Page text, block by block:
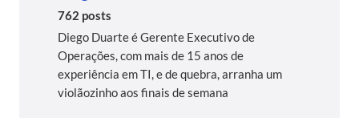
762 posts
Diego Duarte é Gerente Executivo de
Operações, com mais de 15 anos de
experiência em TI, e de quebra, arranha um
violãozinho aos finais de semana